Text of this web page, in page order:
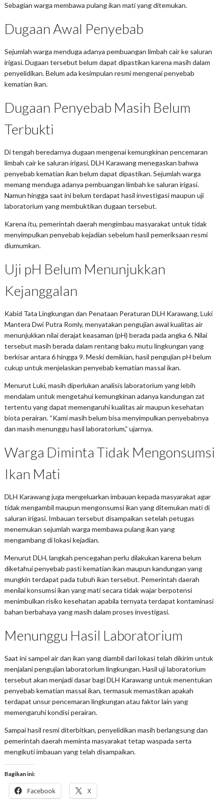
Sebagian warga membawa pulang ikan mati yang ditemukan.
Dugaan Awal Penyebab
Sejumlah warga menduga adanya pembuangan limbah cair ke saluran
irigasi. Dugaan tersebut belum dapat dipastikan karena masih dalam
penyelidikan. Belum ada kesimpulan resmi mengenai penyebab
kematian ikan.
Dugaan Penyebab Masih Belum
Terbukti
Di tengah beredarnya dugaan mengenai kemungkinan pencemaran
limbah cair ke saluran irigasi, DLH Karawang menegaskan bahwa
penyebab kematian ikan belum dapat dipastikan. Sejumlah warga
memang menduga adanya pembuangan limbah ke saluran irigasi.
Namun hingga saat ini belum terdapat hasil investigasi maupun uji
laboratorium yang membuktikan dugaan tersebut.
Karena itu, pemerintah daerah mengimbau masyarakat untuk tidak
menyimpulkan penyebab kejadian sebelum hasil pemeriksaan resmi
diumumkan.
Uji pH Belum Menunjukkan
Kejanggalan
Kabid Tata Lingkungan dan Penataan Peraturan DLH Karawang, Luki
Mantera Dwi Putra Romly, menyatakan pengujian awal kualitas air
menunjukkan nilai derajat keasaman (pH) berada pada angka 6. Nilai
tersebut masih berada dalam rentang baku mutu lingkungan yang
berkisar antara 6 hingga 9. Meski demikian, hasil pengujian pH belum
cukup untuk menjelaskan penyebab kematian massal ikan.
Menurut Luki, masih diperlukan analisis laboratorium yang lebih
mendalam untuk mengetahui kemungkinan adanya kandungan zat
tertentu yang dapat memengaruhi kualitas air maupun kesehatan
biota perairan. “Kami masih belum bisa menyimpulkan penyebabnya
dan masih menunggu hasil laboratorium,” ujarnya.
Warga Diminta Tidak Mengonsumsi
Ikan Mati
DLH Karawang juga mengeluarkan imbauan kepada masyarakat agar
tidak mengambil maupun mengonsumsi ikan yang ditemukan mati di
saluran irigasi. Imbauan tersebut disampaikan setelah petugas
menemukan sejumlah warga membawa pulang ikan yang
mengambang di lokasi kejadian.
Menurut DLH, langkah pencegahan perlu dilakukan karena belum
diketahui penyebab pasti kematian ikan maupun kandungan yang
mungkin terdapat pada tubuh ikan tersebut. Pemerintah daerah
menilai konsumsi ikan yang mati secara tidak wajar berpotensi
menimbulkan risiko kesehatan apabila ternyata terdapat kontaminasi
bahan berbahaya yang masih dalam proses investigasi.
Menunggu Hasil Laboratorium
Saat ini sampel air dan ikan yang diambil dari lokasi telah dikirim untuk
menjalani pengujian laboratorium lingkungan. Hasil uji laboratorium
tersebut akan menjadi dasar bagi DLH Karawang untuk menentukan
penyebab kematian massal ikan, termasuk memastikan apakah
terdapat unsur pencemaran lingkungan atau faktor lain yang
memengaruhi kondisi perairan.
Sampai hasil resmi diterbitkan, penyelidikan masih berlangsung dan
pemerintah daerah meminta masyarakat tetap waspada serta
mengikuti imbauan yang telah disampaikan.
Bagikan ini:
Facebook X